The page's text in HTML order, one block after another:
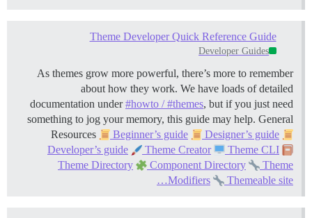
Theme Developer Quick Reference Guide
Developer Guides
As themes grow more powerful, there’s more to remember
about how they work. We have loads of detailed
documentation under#howto / #themes, but if you just need
something to jog your memory, this guide may help. General
Resources
Beginner’s guide
Designer’s guide
Developer’s guide
Theme Creator
Theme CLI
Theme Directory
Component Directory
Theme
Modifiers
Themeable site…